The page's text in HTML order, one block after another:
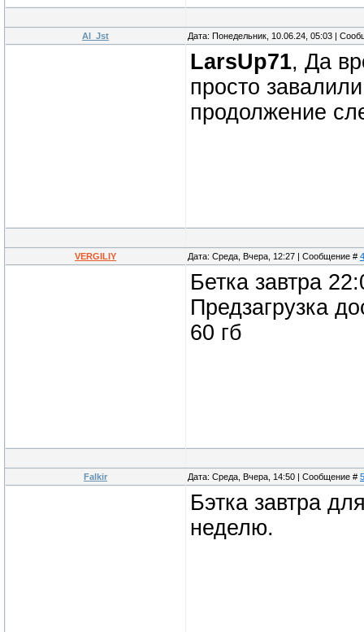
Al_Jst Дата: Понедельник, 10.06.24, 05:03 |
LarsUp71, Да
просто
продолжение
VERGILIY Дата: Среда, Вчера, 12:27 | Сообщение # 4
Бетка завтра
Предзагрузка
60 гб
Falkir Дата: Среда, Вчера, 14:50 | Сообщение # 5
Бэтка завтра
неделю.